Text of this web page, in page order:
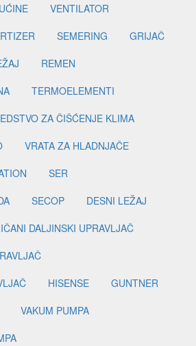
VENTILATOR
SEMERING
GRIJAČ
REMEN
TERMOELEMENTI
ZA ČIŠĆENJE KLIMA
VRATA ZA HLADNJAČE
SER
SECOP
DESNI LEŽAJ
DALJINSKI UPRAVLJAČ
HISENSE
GUNTNER
VAKUM PUMPA